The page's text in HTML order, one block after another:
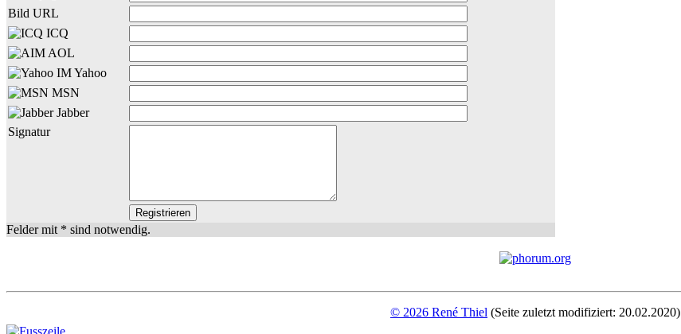
Bild URL
ICQ
AOL
Yahoo
MSN
Jabber
Signatur
Felder mit * sind notwendig.
© 2026 René Thiel (Seite zuletzt modifiziert: 20.02.2020)